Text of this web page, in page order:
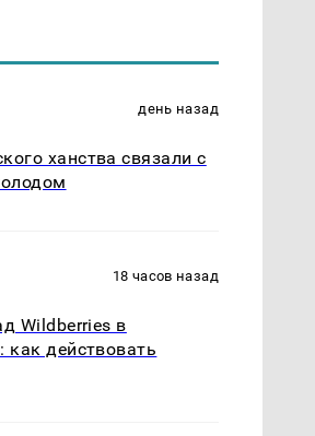
день назад
ханства связали с
18 часов назад
Wildberries в
как действовать